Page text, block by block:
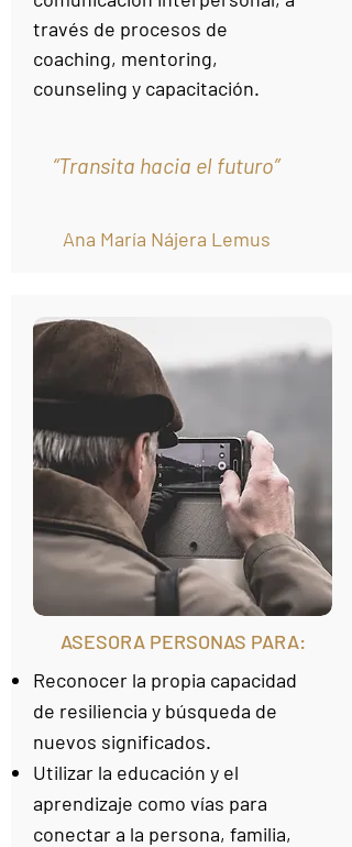
través de procesos de
coaching, mentoring,
counseling y capacitación.
“Transita hacia el futuro”
Ana María Nájera Lemus
ASESORA PERSONAS PARA:
Reconocer la propia capacidad
de resiliencia y búsqueda de
nuevos significados.
Utilizar la educación y el
aprendizaje como vías para
conectar a la persona, familia,